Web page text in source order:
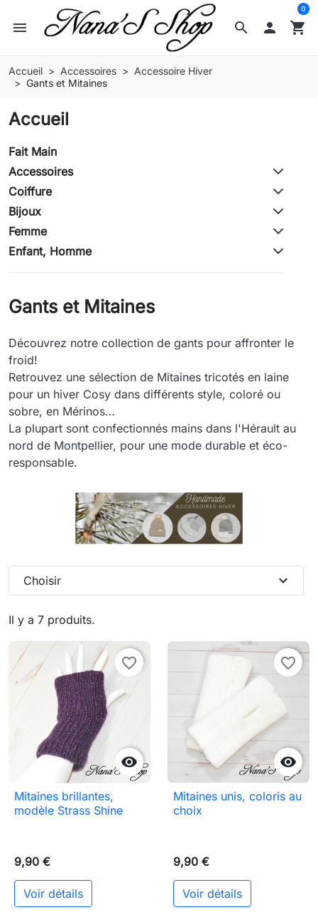
search
menu  shopping_cart
0
Accueil Accessoires
Accessoire Hiver
Gants et Mitaines
Accueil
Fait Main
Accessoires
Coiffure
Bijoux
Femme
Enfant, Homme
Gants et Mitaines
Découvrez notre collection de gants pour affronter le
froid!
Retrouvez une sélection de Mitaines tricotés en laine
pour un hiver Cosy dans différents style, coloré ou
sobre, en Mérinos…
La plupart sont confectionnés mains dans l'Hérault au
nord de Montpellier, pour une mode durable et éco-
responsable.
Il y a 7 produits.
Choisir expand_more

favorite_border
Mitaines brillantes,
modèle Strass Shine
9,90 €
Voir détails

favorite_border
Mitaines unis, coloris au
choix
9,90 €
Voir détails